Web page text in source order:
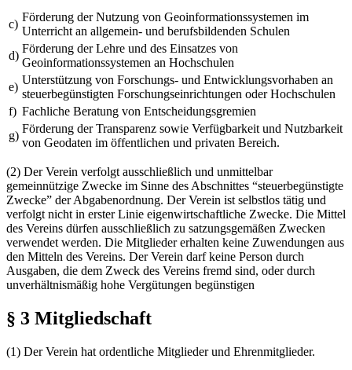
c)
Förderung der Nutzung von Geoinformationssystemen im
Unterricht an allgemein- und berufsbildenden Schulen
d)
Förderung der Lehre und des Einsatzes von
Geoinformationssystemen an Hochschulen
e)
Unterstützung von Forschungs- und Entwicklungsvorhaben an
steuerbegünstigten Forschungseinrichtungen oder Hochschulen
f) Fachliche Beratung von Entscheidungsgremien
g)
Förderung der Transparenz sowie Verfügbarkeit und Nutzbarkeit
von Geodaten im öffentlichen und privaten Bereich.
(2) Der Verein verfolgt ausschließlich und unmittelbar
gemeinnützige Zwecke im Sinne des Abschnittes “steuerbegünstigte
Zwecke” der Abgabenordnung. Der Verein ist selbstlos tätig und
verfolgt nicht in erster Linie eigenwirtschaftliche Zwecke. Die Mittel
des Vereins dürfen ausschließlich zu satzungsgemäßen Zwecken
verwendet werden. Die Mitglieder erhalten keine Zuwendungen aus
den Mitteln des Vereins. Der Verein darf keine Person durch
Ausgaben, die dem Zweck des Vereins fremd sind, oder durch
unverhältnismäßig hohe Vergütungen begünstigen
§ 3 Mitgliedschaft
(1) Der Verein hat ordentliche Mitglieder und Ehrenmitglieder.